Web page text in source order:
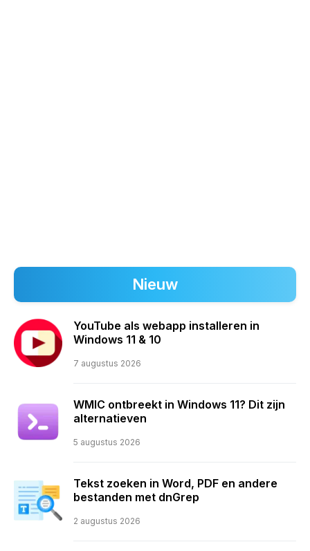
Nieuw
YouTube als webapp installeren in
Windows 11 & 10
7 augustus 2026
WMIC ontbreekt in Windows 11? Dit zijn
alternatieven
5 augustus 2026
Tekst zoeken in Word, PDF en andere
bestanden met dnGrep
2 augustus 2026